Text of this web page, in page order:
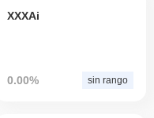
XXXAi
0.00% sin rango